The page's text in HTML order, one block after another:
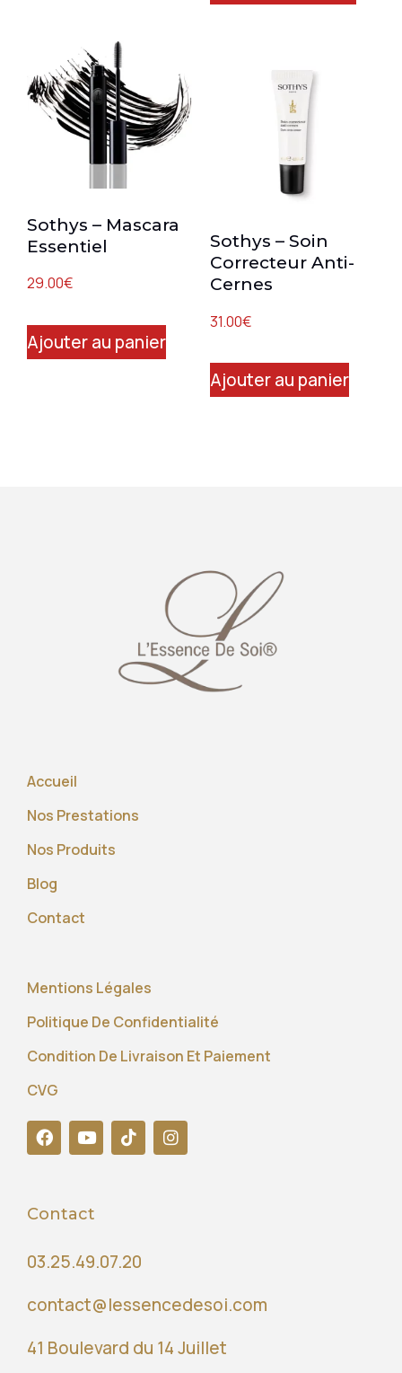
Sothys – Mascara
Essentiel
29.00€
Ajouter au panier
Sothys – Soin
Correcteur Anti-
Cernes
31.00€
Ajouter au panier
Accueil
Nos Prestations
Nos Produits
Blog
Contact
Mentions Légales
Politique De Confidentialité
Condition De Livraison Et Paiement
CVG
Contact
03.25.49.07.20
contact@lessencedesoi.com
41 Boulevard du 14 Juillet